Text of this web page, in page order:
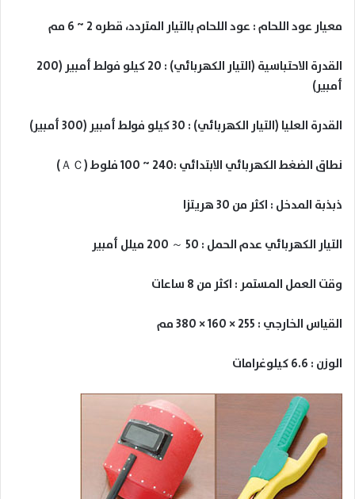
معيار عود اللحام : عود اللحام بالتيار المتردد، قطره 2 ~ 6 مم
القدرة الاحتباسية (التيار الكهربائي) : 20 كيلو فولط أمبير (200
أمبير)
القدرة العليا (التيار الكهربائي) : 30 كيلو فولط أمبير (300 أمبير)
نطاق الضغط الكهربائي الابتدائي :240 ~ 100 فلوط (ＡＣ)
ذبذبة المدخل : اكثر من 30 هريتزا
التيار الكهربائي عدم الحمل : 50 ～ 200 ميلل أمبير
وقت العمل المستمر : اكثر من 8 ساعات
القياس الخارجي : 255 × 160 × 380 مم
الوزن : 6.6 كيلوغرامات